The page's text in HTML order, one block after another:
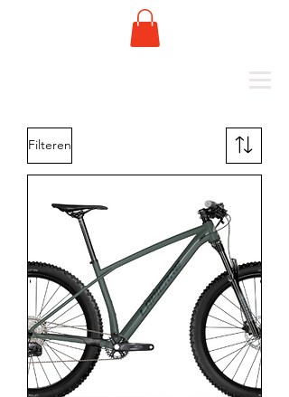
Filteren